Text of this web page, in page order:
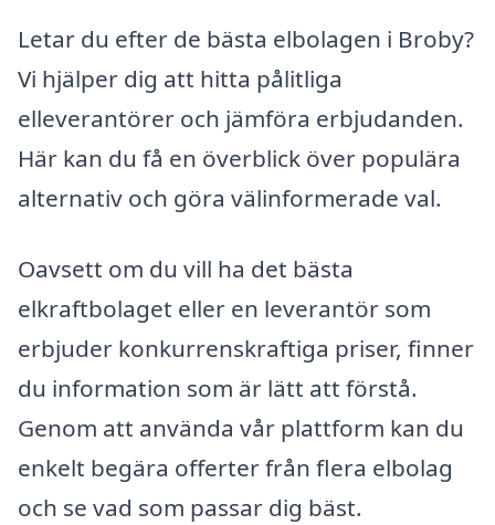
Letar du efter de bästa elbolagen i Broby?
Vi hjälper dig att hitta pålitliga
elleverantörer och jämföra erbjudanden.
Här kan du få en överblick över populära
alternativ och göra välinformerade val.
Oavsett om du vill ha det bästa
elkraftbolaget eller en leverantör som
erbjuder konkurrenskraftiga priser, finner
du information som är lätt att förstå.
Genom att använda vår plattform kan du
enkelt begära offerter från flera elbolag
och se vad som passar dig bäst.